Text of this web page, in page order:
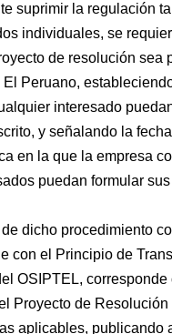
suprimir la regulación
individuales, se
de resolución sea
Peruano,
interesado
y señalando la
en la que la empresa
puedan formular
dicho procedimiento
con el Principio de
OSIPTEL, corresponde
Proyecto de Resolución
aplicables, publicando